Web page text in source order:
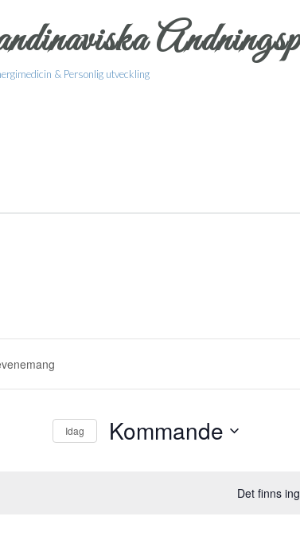
& Personlig utveckling
Det finns
Idag Kommande